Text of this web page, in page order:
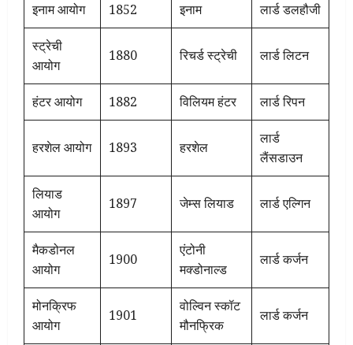
इनाम आयोग 1852 इनाम लार्ड डलहौजी
स्ट्रेची
आयोग
1880 रिचर्ड स्ट्रेची लार्ड लिटन
हंटर आयोग 1882 विलियम हंटर लार्ड रिपन
हरशेल आयोग 1893 हरशेल
लार्ड
लैंसडाउन
लियाड
आयोग
1897 जेम्स लियाड लार्ड एल्गिन
मैकडोनल
आयोग
1900
एंटोनी
मक्डोनाल्ड
लार्ड कर्जन
मोनक्रिफ
आयोग
1901
वोल्विन स्कॉट
मौनफ्रिक
लार्ड कर्जन